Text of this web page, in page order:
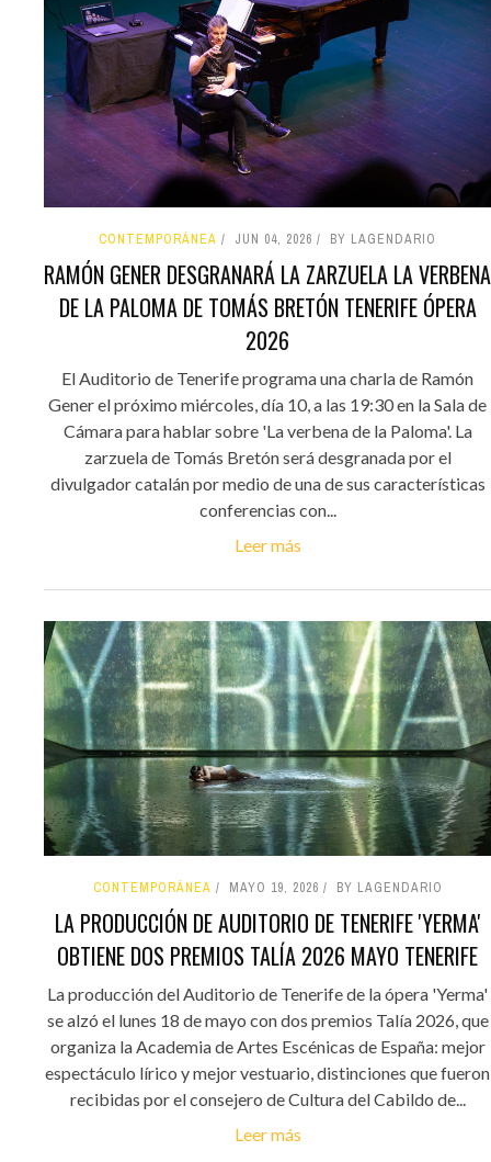
CONTEMPORÁNEA JUN 04, 2026 BY LAGENDARIO
RAMÓN GENER DESGRANARÁ LA ZARZUELA LA VERBENA
DE LA PALOMA DE TOMÁS BRETÓN TENERIFE ÓPERA
2026
El Auditorio de Tenerife programa una charla de Ramón
Gener el próximo miércoles, día 10, a las 19:30 en la Sala de
Cámara para hablar sobre 'La verbena de la Paloma'. La
zarzuela de Tomás Bretón será desgranada por el
divulgador catalán por medio de una de sus características
conferencias con...
Leer más
CONTEMPORÁNEA MAYO 19, 2026 BY LAGENDARIO
LA PRODUCCIÓN DE AUDITORIO DE TENERIFE 'YERMA'
OBTIENE DOS PREMIOS TALÍA 2026 MAYO TENERIFE
La producción del Auditorio de Tenerife de la ópera 'Yerma'
se alzó el lunes 18 de mayo con dos premios Talía 2026, que
organiza la Academia de Artes Escénicas de España: mejor
espectáculo lírico y mejor vestuario, distinciones que fueron
recibidas por el consejero de Cultura del Cabildo de...
Leer más